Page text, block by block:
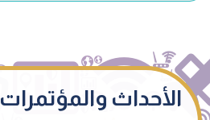
الأحداث والمؤتمرات